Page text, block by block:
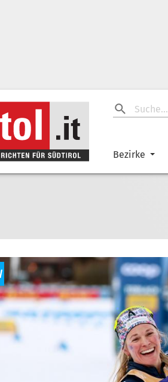
Bezirke